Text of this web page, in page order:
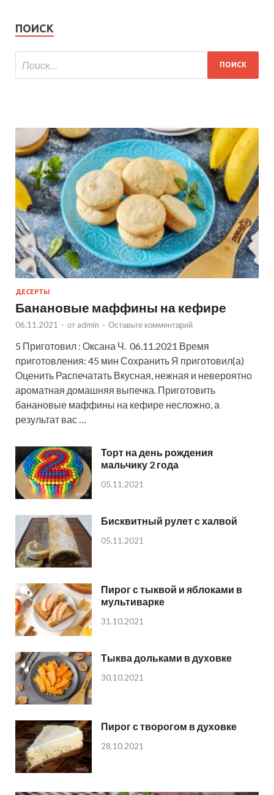
ПОИСК
ДЕСЕРТЫ
Банановые маффины на кефире
06.11.2021 - от admin - Оставьте комментарий
5 Приготовил : Оксана Ч. 06.11.2021 Время
приготовления: 45 мин Сохранить Я приготовил(а)
Оценить Распечатать Вкусная, нежная и невероятно
ароматная домашняя выпечка. Приготовить
банановые маффины на кефире несложно, а
результат вас …
Торт на день рождения
мальчику 2 года
05.11.2021
Бисквитный рулет с халвой
05.11.2021
Пирог с тыквой и яблоками в
мультиварке
31.10.2021
Тыква дольками в духовке
30.10.2021
Пирог с творогом в духовке
28.10.2021